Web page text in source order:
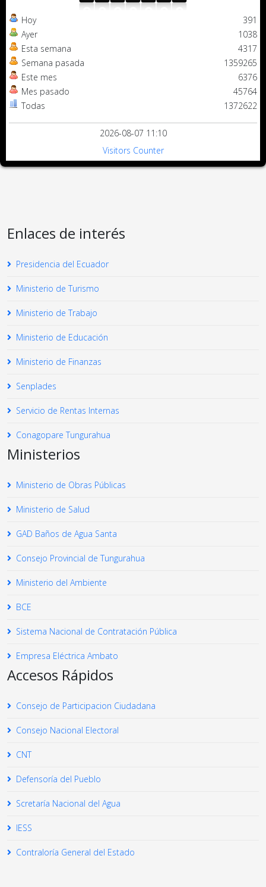
Hoy
Ayer
Esta semana
Semana pasada
Este mes
Mes pasado
Todas
391
1038
4317
1359265
6376
45764
1372622
2026-08-07 11:10
Visitors Counter
Enlaces de interés
Presidencia del Ecuador
Ministerio de Turismo
Ministerio de Trabajo
Ministerio de Educación
Ministerio de Finanzas
Senplades
Servicio de Rentas Internas
Conagopare Tungurahua
Ministerios
Ministerio de Obras Públicas
Ministerio de Salud
GAD Baños de Agua Santa
Consejo Provincial de Tungurahua
Ministerio del Ambiente
BCE
Sistema Nacional de Contratación Pública
Empresa Eléctrica Ambato
Accesos Rápidos
Consejo de Participacion Ciudadana
Consejo Nacional Electoral
CNT
Defensoría del Pueblo
Scretaría Nacional del Agua
IESS
Contraloría General del Estado